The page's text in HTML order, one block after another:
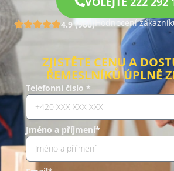
4.9 (960)Hodnocení
ZJISTĚTE CENU A
ŘEMESLNÍKŮ ÚPLNĚ
Telefonní číslo *
Jméno a příjmení*